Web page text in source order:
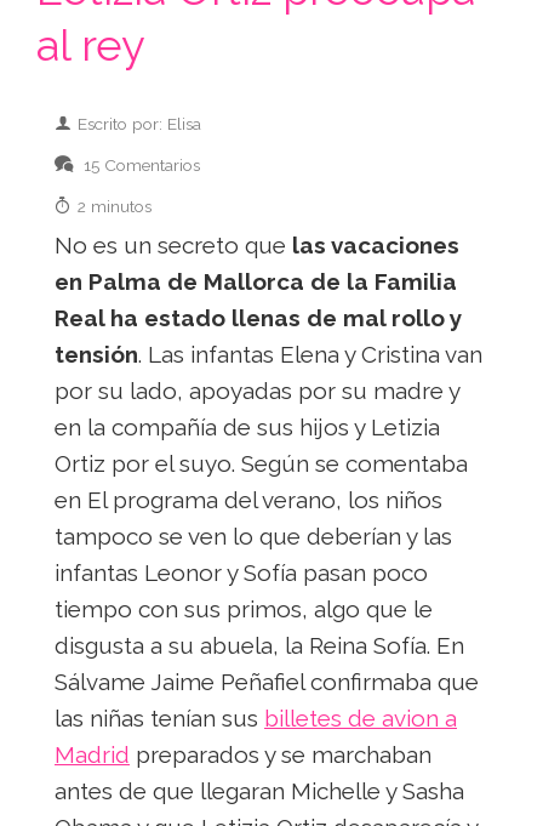
al rey
Escrito por: Elisa
15 Comentarios
2 minutos
No es un secreto que las vacaciones
en Palma de Mallorca de la Familia
Real ha estado llenas de mal rollo y
tensión. Las infantas Elena y Cristina van
por su lado, apoyadas por su madre y
en la compañía de sus hijos y Letizia
Ortiz por el suyo. Según se comentaba
en El programa del verano, los niños
tampoco se ven lo que deberían y las
infantas Leonor y Sofía pasan poco
tiempo con sus primos, algo que le
disgusta a su abuela, la Reina Sofía. En
Sálvame Jaime Peñafiel confirmaba que
las niñas tenían sus billetes de avion a
Madrid preparados y se marchaban
antes de que llegaran Michelle y Sasha